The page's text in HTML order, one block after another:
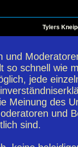
Tylers
und
so schnell wie
jede
Meinung des
und
sind.